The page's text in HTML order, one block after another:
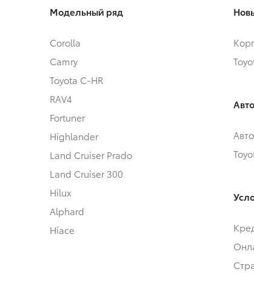
Модельный ряд
Corolla
Camry
Toyota C-HR
RAV4
Fortuner
Highlander
Land Cruiser Prado
Land Cruiser 300
Hilux
Alphard
Hiace